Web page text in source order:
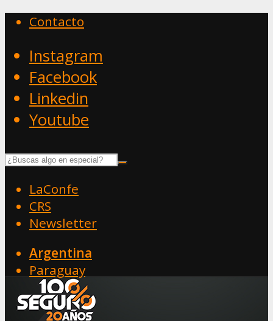
Contacto
Instagram
Facebook
Linkedin
Youtube
LaConfe
CRS
Newsletter
Argentina
Paraguay